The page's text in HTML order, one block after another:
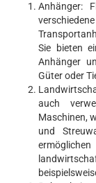
Anhänger:
Sie bieten
Anhänger
Güter oder
auch
Maschinen,
und